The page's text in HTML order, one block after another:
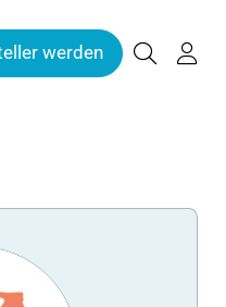
werden